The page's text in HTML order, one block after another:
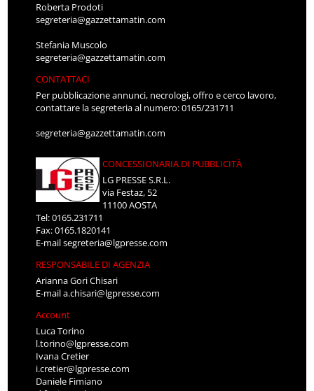
Roberta Prodoti
segreteria@gazzettamatin.com
Stefania Muscolo
segreteria@gazzettamatin.com
CONTATTACI
Per pubblicazione annunci, necrologi, offro e cerco lavoro,
contattare la segreteria al numero: 0165/231711
segreteria@gazzettamatin.com
CONCESSIONARIA DI PUBBLICITÀ
LG PRESSE S.R.L.
via Festaz, 52
11100 AOSTA
Tel: 0165.231711
Fax: 0165.1820141
E-mailsegreteria@lgpresse.com
RESPONSABILE DI AGENZIA
Arianna Gori Chisari
E-maila.chisari@lgpresse.com
Account
Luca Torino
l.torino@lgpresse.com
Ivana Cretier
i.cretier@lgpresse.com
Daniele Fimiano